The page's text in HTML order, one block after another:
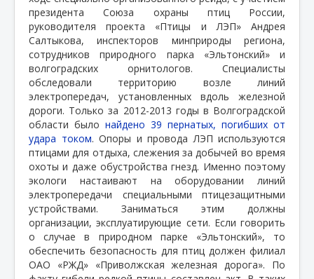
президента Союза охраны птиц России,
руководителя проекта «Птицы и ЛЭП» Андрея
Салтыкова, инспекторов минприроды региона,
сотрудников природного парка «Эльтонский» и
волгоградских орнитологов. Специалисты
обследовали территорию возле линий
электропередач, установленных вдоль железной
дороги. Только за 2012-2013 годы в Волгоградской
области было найдено 39 пернатых, погибших от
удара током. Опоры и провода ЛЭП используются
птицами для отдыха, слежения за добычей во время
охоты и даже обустройства гнезд. Именно поэтому
экологи настаивают на оборудовании линий
электропередачи специальными птицезащитными
устройствами. Заниматься этим должны
организации, эксплуатирующие сети. Если говорить
о случае в природном парке «Эльтонский», то
обеспечить безопасность для птиц должен филиал
ОАО «РЖД» «Приволжская железная дорога». По